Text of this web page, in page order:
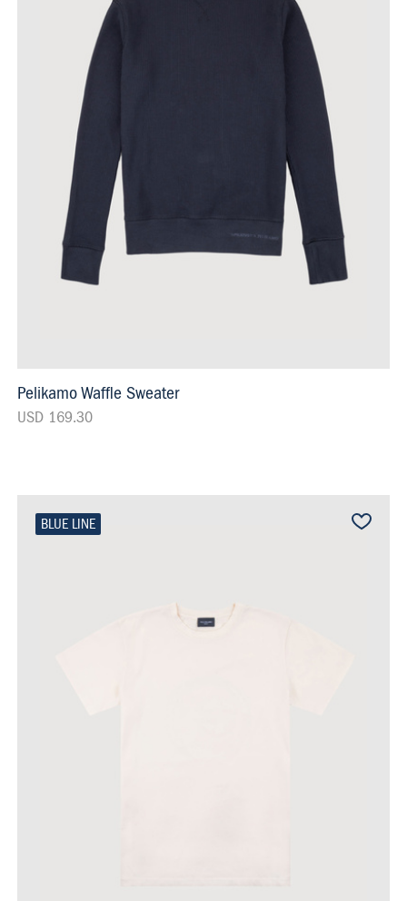
Pelikamo Waffle Sweater
USD 169.30
BLUE LINE